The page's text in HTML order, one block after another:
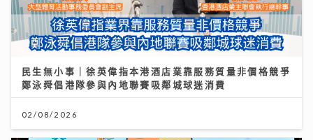
民生無小事｜徐英偉指本港酒店業靠服務質量非價格競爭
鄭泳舜倡港隊參與內地聯賽吸鄰城球迷消費
02/08/2026